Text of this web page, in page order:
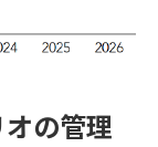
の管理